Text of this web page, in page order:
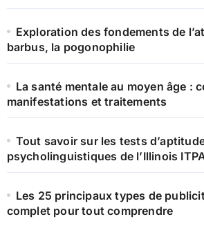
Exploration des fondements de
barbus, la pogonophilie
La santé mentale au moyen âge :
manifestations et traitements
Tout savoir sur les tests
psycholinguistiques de l’Illinois
Les 25 principaux types de
complet pour tout comprendre